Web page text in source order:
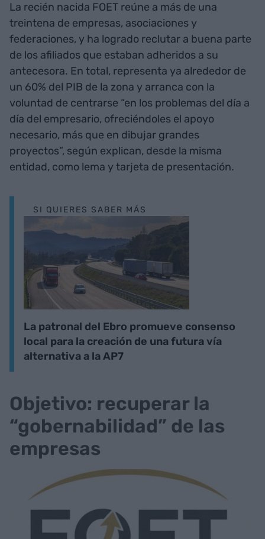
La recién nacida FOET reúne a más de una
treintena de empresas, asociaciones y
federaciones, y ha logrado reclutar a buena parte
de los afiliados que estaban adheridos a su
antecesora. En total, representa ya alrededor de
un 60% del PIB de la zona y arranca con la
voluntad de centrarse “en los problemas del día a
día del empresario, ofreciéndoles el apoyo
necesario, más que en dibujar grandes
proyectos”, según explican, desde la misma
entidad, como lema y tarjeta de presentación.
SI QUIERES SABER MÁS
La patronal del Ebro promueve consenso
local para la creación de una futura vía
alternativa a la AP7
Objetivo: recuperar la
“gobernabilidad” de las
empresas